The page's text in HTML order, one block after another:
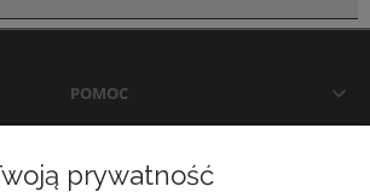
POMOC
DOSTAWA I PŁATNOŚCI
prywatność